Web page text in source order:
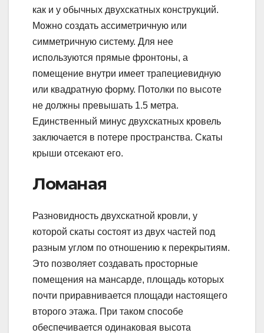
как и у обычных двухскатных конструкций.
Можно создать ассиметричную или
симметричную систему. Для нее
используются прямые фронтоны, а
помещение внутри имеет трапециевидную
или квадратную форму. Потолки по высоте
не должны превышать 1.5 метра.
Единственный минус двухскатных кровель
заключается в потере пространства. Скаты
крыши отсекают его.
Ломаная
Разновидность двухскатной кровли, у
которой скаты состоят из двух частей под
разным углом по отношению к перекрытиям.
Это позволяет создавать просторные
помещения на мансарде, площадь которых
почти приравнивается площади настоящего
второго этажа. При таком способе
обеспечивается одинаковая высота